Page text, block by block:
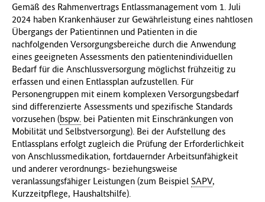
t
(
B
M
G
)
Gemäß des Rahmenvertrags Entlassmanagement vom 1. Juli
2024 haben Krankenhäuser zur Gewährleistung eines nahtlosen
Übergangs der Patientinnen und Patienten in die
nachfolgenden Versorgungsbereiche durch die Anwendung
eines geeigneten Assessments den patientenindividuellen
Bedarf für die Anschlussversorgung möglichst frühzeitig zu
erfassen und einen Entlassplan aufzustellen. Für
Personengruppen mit einem komplexen Versorgungsbedarf
sind differenzierte Assessments und spezifische Standards
vorzusehen (bspw. bei Patienten mit Einschränkungen von
Mobilität und Selbstversorgung). Bei der Aufstellung des
Entlassplans erfolgt zugleich die Prüfung der Erforderlichkeit
von Anschlussmedikation, fortdauernder Arbeitsunfähigkeit
und anderer verordnungs- beziehungsweise
veranlassungsfähiger Leistungen (zum Beispiel SAPV,
Kurzzeitpflege, Haushaltshilfe).